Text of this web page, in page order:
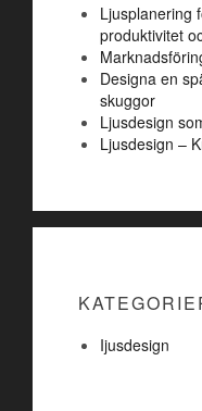
Ljusplanering
produktivitet
Designa en
skuggor
Ljusdesign
Ljusdesign –
Ijusdesign